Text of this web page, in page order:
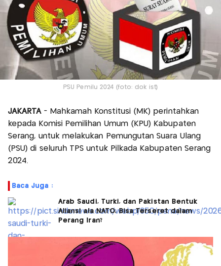
PSU Pemilu 2024 (foto: dok ist)
JAKARTA- Mahkamah Konstitusi (MK) perintahkan
kepada Komisi Pemilihan Umum (KPU) Kabupaten
Serang, untuk melakukan Pemungutan Suara Ulang
(PSU) di seluruh TPS untuk Pilkada Kabupaten Serang
2024.
Baca Juga :
Arab Saudi, Turki, dan Pakistan Bentuk
Aliansi ala NATO, Bisa Terseret dalam
Perang Iran?